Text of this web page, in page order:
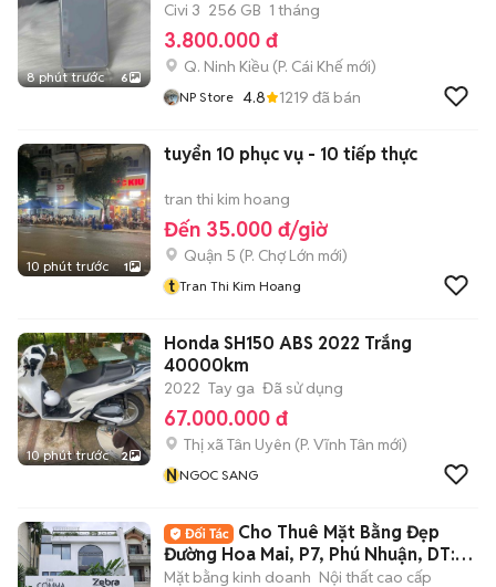
8 phút trước 6
Civi 3 256 GB 1 tháng
3.800.000 đ
Q. Ninh Kiều (P. Cái Khế mới)
NP Store 4.8 1219 đã bán
10 phút trước 1
tuyển 10 phục vụ - 10 tiếp thực
tran thi kim hoang
Đến 35.000 đ/giờ
Quận 5 (P. Chợ Lớn mới)
t Tran Thi Kim Hoang
10 phút trước 2
Honda SH150 ABS 2022 Trắng
40000km
2022 Tay ga Đã sử dụng
67.000.000 đ
Thị xã Tân Uyên (P. Vĩnh Tân mới)
NNGOC SANG
Cho Thuê Mặt Bằng Đẹp
Đường Hoa Mai, P7, Phú Nhuận, DT:
8x20m
Mặt bằng kinh doanh Nội thất cao cấp